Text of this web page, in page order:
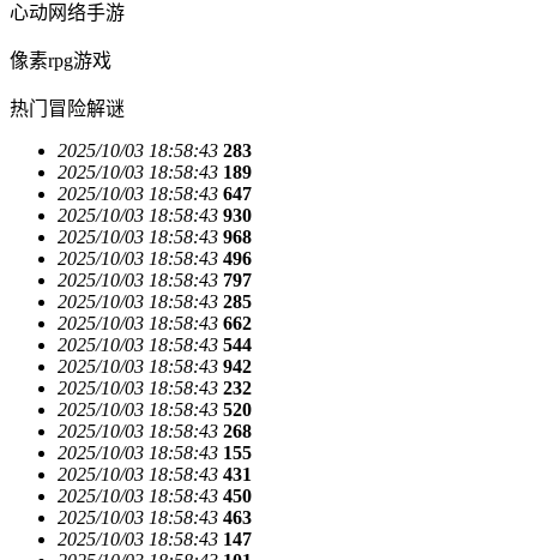
心动网络手游
像素rpg游戏
热门冒险解谜
2025/10/03 18:58:43 283
2025/10/03 18:58:43 189
2025/10/03 18:58:43 647
2025/10/03 18:58:43 930
2025/10/03 18:58:43 968
2025/10/03 18:58:43 496
2025/10/03 18:58:43 797
2025/10/03 18:58:43 285
2025/10/03 18:58:43 662
2025/10/03 18:58:43 544
2025/10/03 18:58:43 942
2025/10/03 18:58:43 232
2025/10/03 18:58:43 520
2025/10/03 18:58:43 268
2025/10/03 18:58:43 155
2025/10/03 18:58:43 431
2025/10/03 18:58:43 450
2025/10/03 18:58:43 463
2025/10/03 18:58:43 147